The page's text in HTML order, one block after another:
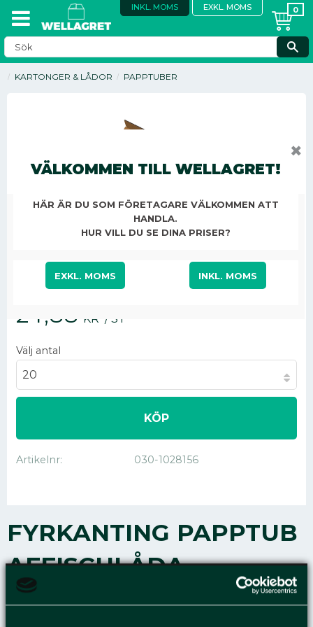
INKL. MOMS EXKL. MOMS
KARTONGER & LÅDOR PAPPTUBER
24,88 KR / ST
Välj antal
KÖP
Artikelnr 030-1028156
FYRKANTING PAPPTUB
AFFISCHLÅDA
1210X100X100MM
VÄLKOMMEN TILL WELLAGRET!
HÄR ÄR DU SOM FÖRETAGARE VÄLKOMMEN ATT
HANDLA.
HUR VILL DU SE DINA PRISER?
EXKL. MOMS INKL. MOMS
✖